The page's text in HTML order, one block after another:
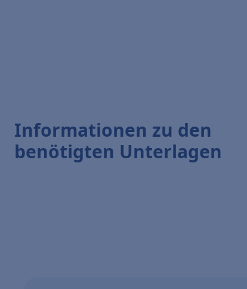
Informationen zu den
benötigten Unterlagen